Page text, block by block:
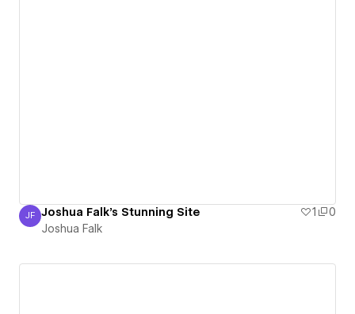
Joshua Falk
JF Joshua Falk's Stunning Site 1
0
Joshua Falk